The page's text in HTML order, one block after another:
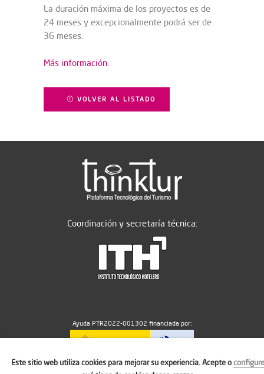
La duración máxima de los proyectos es de
24 meses y excepcionalmente podrá ser de
36 meses.
Más información.
VOLVER AL LISTADO
Coordinación y secretaría técnica:
Ayuda PTR2022-001302 financiada por:
MICIU/AEI/10.13039/501100011033
Este sitio web utiliza cookies para mejorar su experiencia. Acepte oconfigure